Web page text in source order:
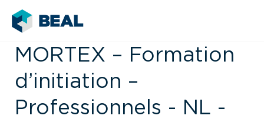
MORTEX – Formation
d’initiation –
Professionnels - NL -